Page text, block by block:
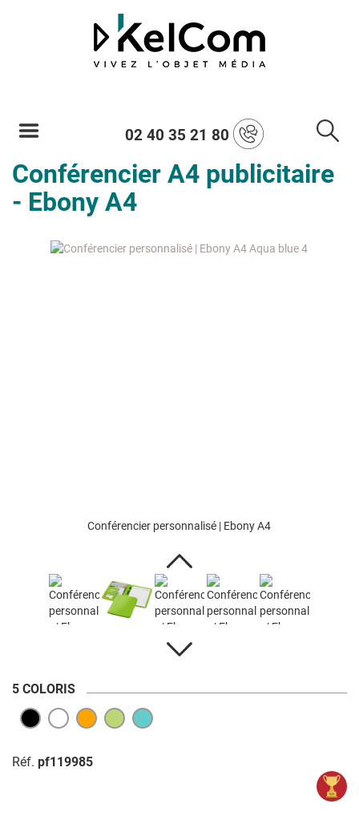
02 40 35 21 80
Conférencier A4 publicitaire
- Ebony A4
Conférencier personnalisé | Ebony A4
5 COLORIS
Réf. pf119985